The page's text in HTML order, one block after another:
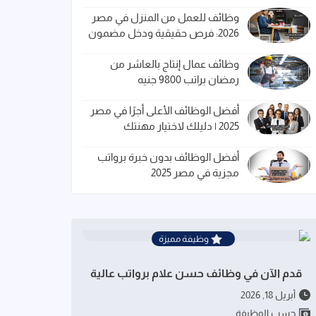
وظائف للعمل من المنزل في مصر
2026: فرص حقيقية ودخل مضمون
وظائف عمال إنتاج بالعاشر من
رمضان براتب 9800 جنيه
أفضل الوظائف الأعلى أجرًا في مصر
2025 | دليلك لاختيار مهنتك
أفضل الوظائف بدون خبرة برواتب
مجزية في مصر 2025
وظيفة مميزة
قدم الآن في وظائف حسن علام برواتب عالية
أبريل 18, 2026
حسب الوظيفة